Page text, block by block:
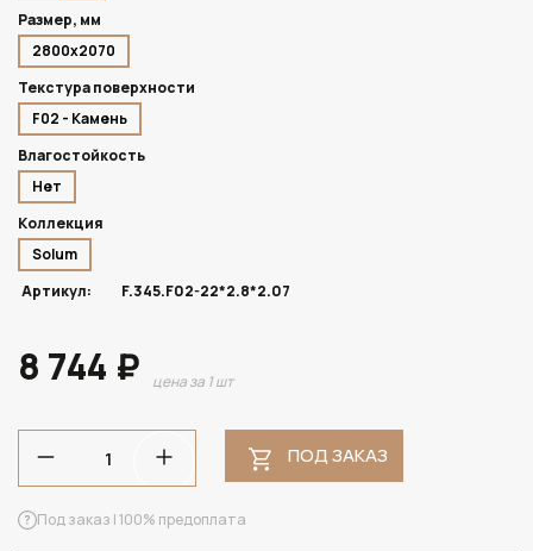
Размер, мм
2800х2070
Текстура поверхности
F02 - Камень
Влагостойкость
Нет
Коллекция
Solum
Артикул:
F.345.F02-22*2.8*2.07
8 744 ₽ цена за 1 шт
ПОД ЗАКАЗ
Под заказ | 100% предоплата